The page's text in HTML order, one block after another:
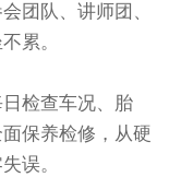
团队、讲师团、
累。
检查车况、胎
保养检修，从硬
误。